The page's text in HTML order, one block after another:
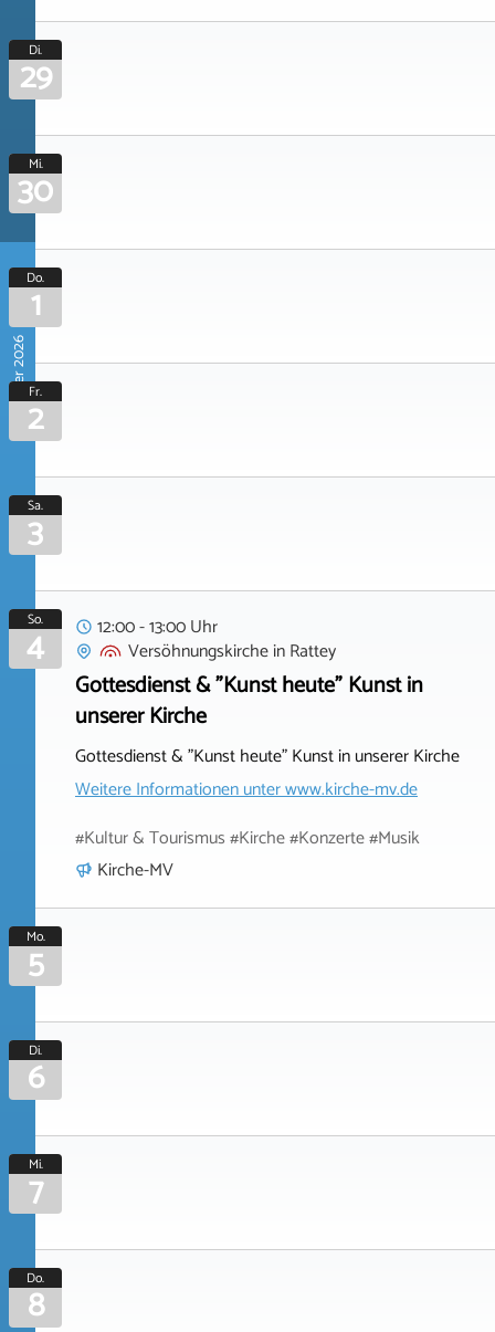
Di.
29
Mi.
30
Oktober 2026
Do.
1
Fr.
2
Sa.
3
So.
4
12:00 - 13:00 Uhr
VersöhnungskircheinRattey
Gottesdienst & "Kunst heute" Kunst in
unserer Kirche
Gottesdienst & "Kunst heute" Kunst in unserer Kirche
Weitere Informationen unterwww.kirche-mv.de
#Kultur & Tourismus #Kirche #Konzerte #Musik
Kirche-MV
Mo.
5
Di.
6
Mi.
7
Do.
8